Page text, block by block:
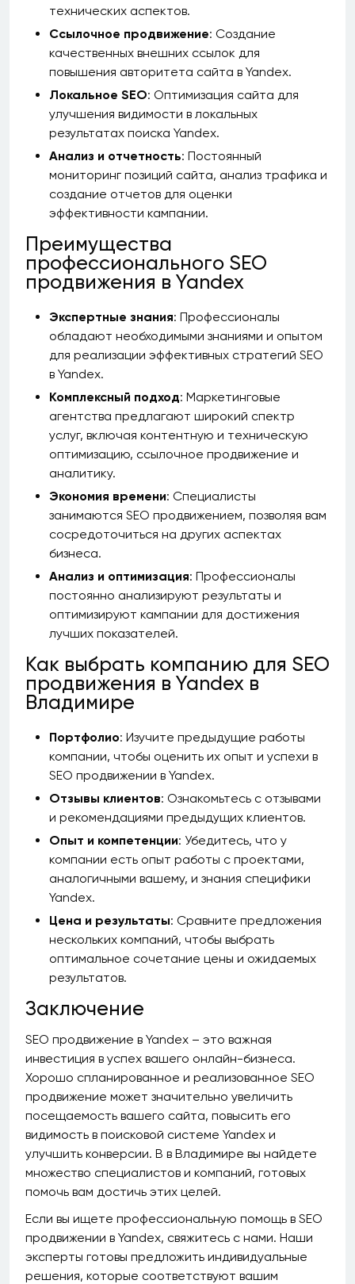
технических аспектов.
Ссылочное продвижение: Создание
качественных внешних ссылок для
повышения авторитета сайта в Yandex.
Локальное SEO: Оптимизация сайта для
улучшения видимости в локальных
результатах поиска Yandex.
Анализ и отчетность: Постоянный
мониторинг позиций сайта, анализ трафика и
создание отчетов для оценки
эффективности кампании.
Преимущества
профессионального SEO
продвижения в Yandex
Экспертные знания: Профессионалы
обладают необходимыми знаниями и опытом
для реализации эффективных стратегий SEO
в Yandex.
Комплексный подход: Маркетинговые
агентства предлагают широкий спектр
услуг, включая контентную и техническую
оптимизацию, ссылочное продвижение и
аналитику.
Экономия времени: Специалисты
занимаются SEO продвижением, позволяя вам
сосредоточиться на других аспектах
бизнеса.
Анализ и оптимизация: Профессионалы
постоянно анализируют результаты и
оптимизируют кампании для достижения
лучших показателей.
Как выбрать компанию для SEO
продвижения в Yandex в
Владимире
Портфолио: Изучите предыдущие работы
компании, чтобы оценить их опыт и успехи в
SEO продвижении в Yandex.
Отзывы клиентов: Ознакомьтесь с отзывами
и рекомендациями предыдущих клиентов.
Опыт и компетенции: Убедитесь, что у
компании есть опыт работы с проектами,
аналогичными вашему, и знания специфики
Yandex.
Цена и результаты: Сравните предложения
нескольких компаний, чтобы выбрать
оптимальное сочетание цены и ожидаемых
результатов.
Заключение
SEO продвижение в Yandex – это важная
инвестиция в успех вашего онлайн-бизнеса.
Хорошо спланированное и реализованное SEO
продвижение может значительно увеличить
посещаемость вашего сайта, повысить его
видимость в поисковой системе Yandex и
улучшить конверсии. В в Владимире вы найдете
множество специалистов и компаний, готовых
помочь вам достичь этих целей.
Если вы ищете профессиональную помощь в SEO
продвижении в Yandex, свяжитесь с нами. Наши
эксперты готовы предложить индивидуальные
решения, которые соответствуют вашим